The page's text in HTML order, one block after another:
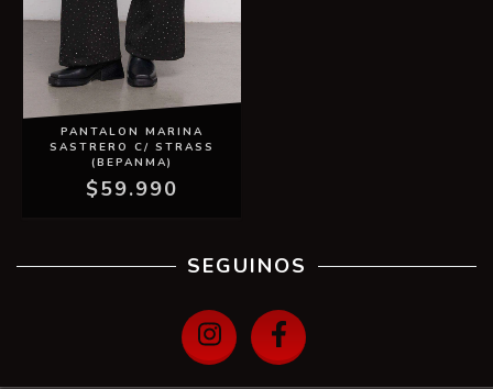
PANTALON MARINA
SASTRERO C/ STRASS
(BEPANMA)
$59.990
SEGUINOS